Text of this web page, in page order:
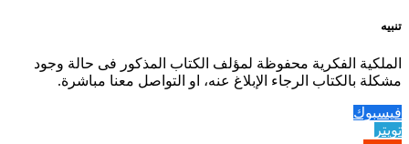
تنبيه
الملكية الفكرية محفوظة لمؤلف الكتاب المذكور فى حالة وجود
مشكلة بالكتاب الرجاء الإبلاغ عنه، او التواصل معنا مباشرة.
فيسبوك
تويتر